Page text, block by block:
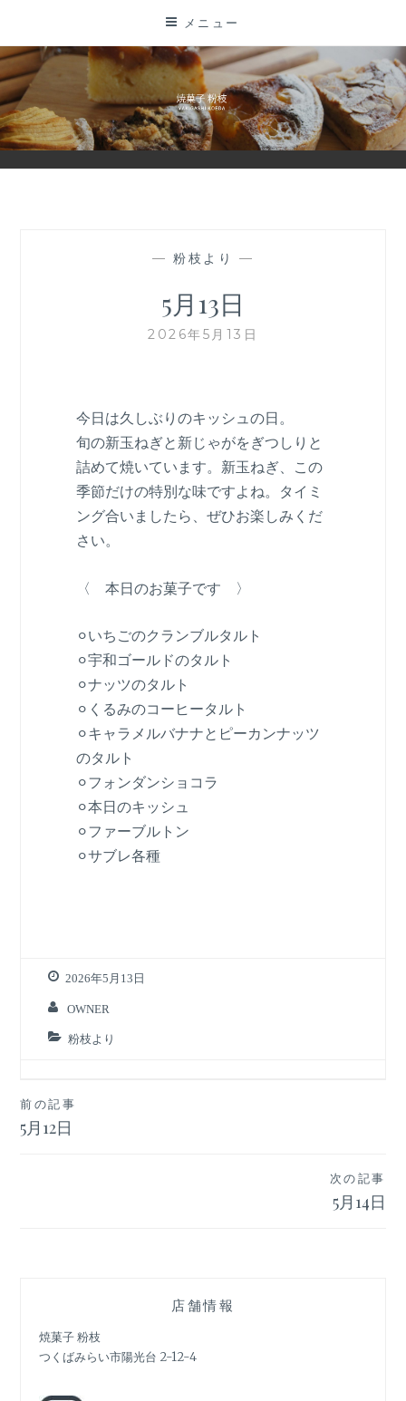
テ
ン
ツ
に
メニュー
— 粉枝より —
5月13日
2026年5月13日
今日は久しぶりのキッシュの日。
旬の新玉ねぎと新じゃがをぎつしりと
詰めて焼いています。新玉ねぎ、この
季節だけの特別な味ですよね。タイミ
ング合いましたら、ぜひお楽しみくだ
さい。
〈 本日のお菓子です 〉
⚪︎いちごのクランブルタルト
⚪︎宇和ゴールドのタルト
⚪︎ナッツのタルト
⚪︎くるみのコーヒータルト
⚪︎キャラメルバナナとピーカンナッツ
のタルト
⚪︎フォンダンショコラ
⚪︎本日のキッシュ
⚪︎ファーブルトン
⚪︎サブレ各種
2026年5月13日
OWNER
粉枝より
投
稿
ョ
ン
前の記事
5月12日
次の記事
5月14日
店舗情報
焼菓子 粉枝
つくばみらい市陽光台 2-12-4